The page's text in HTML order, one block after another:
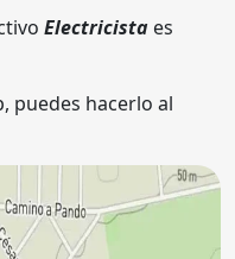
Electricista es
puedes hacerlo al